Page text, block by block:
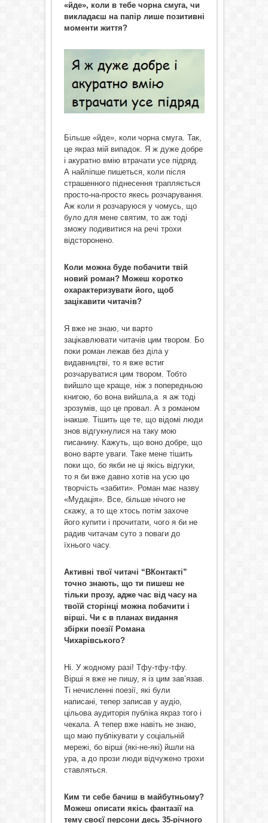
«йде», коли в тебе чорна смуга, чи
викладаєш на папір лише позитивні
моменти життя?
Більше «йде», коли чорна смуга. Так,
це якраз мій випадок. Я ж дуже добре
і акуратно вмію втрачати усе підряд.
А найліпше пишеться, коли після
страшенного піднесення трапляється
просто-на-просто якесь розчарування.
Аж коли я розчаруюся у чомусь, що
було для мене святим, то аж тоді
зможу подивитися на речі трохи
відсторонено.
Коли можна буде побачити твій
новий роман? Можеш коротко
охарактеризувати його, щоб
зацікавити читачів?
Я вже не знаю, чи варто
зацікавлювати читачів цим твором. Бо
поки роман лежав без діла у
видавництві, то я вже встиг
розчаруватися цим твором. Тобто
вийшло ще краще, ніж з попередньою
книгою, бо вона вийшла,а я аж тоді
зрозумів, що це провал. А з романом
інакше. Тішить ще те, що відомі люди
знов відгукнулися на таку мою
писанину. Кажуть, що воно добре, що
воно варте уваги. Таке мене тішить
поки що, бо якби не ці якісь відгуки,
то я би вже давно хотів на усю цю
творчість «забити». Роман має назву
«Мудація». Все, більше нічого не
скажу, а то ще хтось потім захоче
його купити і прочитати, чого я би не
радив читачам суто з поваги до
їхнього часу.
Активні твої читачі “ВКонтакті”
точно знають, що ти пишеш не
тільки прозу, адже час від часу на
твоїй сторінці можна побачити і
вірші. Чи є в планах видання
збірки поезії Романа
Чихарівського?
Ні. У жодному разі! Тфу-тфу-тфу.
Вірші я вже не пишу, я із цим зав’язав.
Ті нечисленні поезії, які були
написані, тепер записав у аудіо,
цільова аудиторія публіка якраз того і
чекала. А тепер вже навіть не знаю,
що маю публікувати у соціальній
мережі, бо вірші (які-не-які) йшли на
ура, а до прози люди відчужено трохи
ставляться.
Ким ти себе бачиш в майбутньому?
Можеш описати якісь фантазії на
тему своєї персони десь 35-річного